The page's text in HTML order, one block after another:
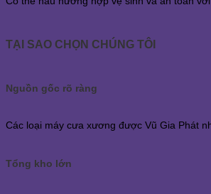
TẠI SAO CHỌN CHÚNG TÔI
Nguồn gốc rõ ràng
Các loại máy cưa xương được Vũ Gia Phát
Tổng kho lớn